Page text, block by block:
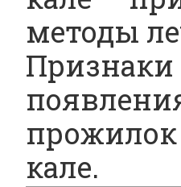
методы
Признаки
кале.